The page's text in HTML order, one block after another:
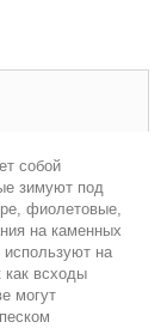
собой
зимуют под
фиолетовые,
на каменных
используют на
как всходы
могут